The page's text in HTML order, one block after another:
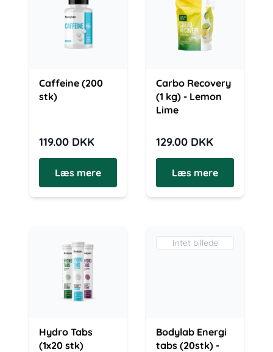
Caffeine (200
stk)
119.00 DKK
Læs mere
Carbo Recovery
(1 kg) - Lemon
Lime
129.00 DKK
Læs mere
Hydro Tabs
(1x20 stk)
Intet billede
Bodylab Energi
tabs (20stk) -